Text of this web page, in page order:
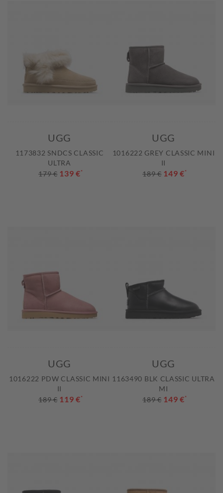
UGG
1173832 SNDCS CLASSIC
ULTRA
179 € 139 €*
UGG
1016222 GREY CLASSIC MINI
II
189 € 149 €*
UGG
1016222 PDW CLASSIC MINI
II
189 € 119 €*
UGG
1163490 BLK CLASSIC ULTRA
MI
189 € 149 €*